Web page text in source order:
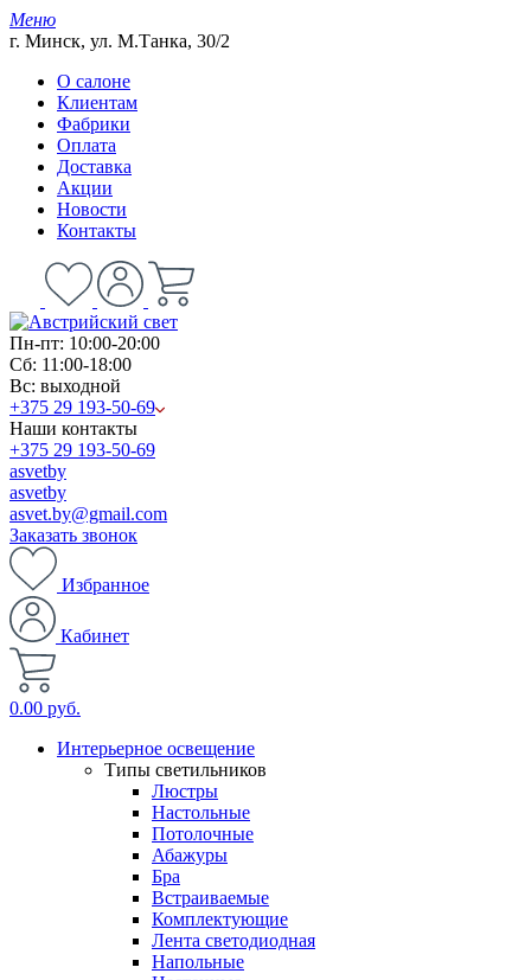
Меню
г. Минск, ул. М.Танка, 30/2
О салоне
Клиентам
Фабрики
Оплата
Доставка
Акции
Новости
Контакты
Пн-пт: 10:00-20:00
Сб: 11:00-18:00
Вс: выходной
+375 29 193-50-69
Наши контакты
+375 29 193-50-69
asvetby
asvetby
asvet.by@gmail.com
Заказать звонок
Избранное
Кабинет
0.00 руб.
Интерьерное освещение
Типы светильников
Люстры
Настольные
Потолочные
Абажуры
Бра
Встраиваемые
Комплектующие
Лента светодиодная
Напольные